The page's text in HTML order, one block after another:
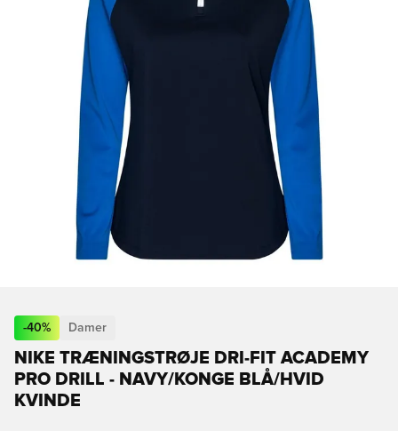
-40% Damer
NIKE TRÆNINGSTRØJE DRI-FIT ACADEMY
PRO DRILL - NAVY/KONGE BLÅ/HVID
KVINDE